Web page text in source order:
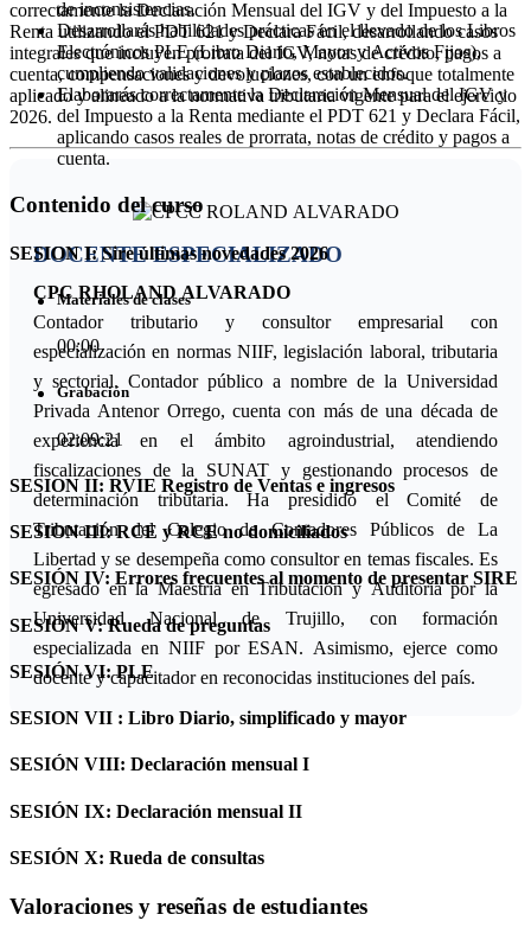
correctamente la Declaración Mensual del IGV y del Impuesto a la
Renta utilizando el PDT 621 y Declara Fácil, desarrollando casos
integrales que incluyen prorrata del IGV, notas de crédito, pagos a
cuenta, compensaciones y devoluciones, con un enfoque totalmente
aplicado y alineado a la normativa tributaria vigente para el ejercicio
2026.
DOCENTE ESPECIALIZADO
CPC RHOLAND ALVARADO
Contador tributario y consultor empresarial con
especialización en normas NIIF, legislación laboral, tributaria
y sectorial. Contador público a nombre de la Universidad
Privada Antenor Orrego, cuenta con más de una década de
experiencia en el ámbito agroindustrial, atendiendo
fiscalizaciones de la SUNAT y gestionando procesos de
determinación tributaria. Ha presidido el Comité de
Tributación del Colegio de Contadores Públicos de La
Libertad y se desempeña como consultor en temas fiscales. Es
egresado en la Maestría en Tributación y Auditoría por la
Universidad Nacional de Trujillo, con formación
especializada en NIIF por ESAN. Asimismo, ejerce como
docente y capacitador en reconocidas instituciones del país.
de inconsistencias.
Desarrollarás habilidades prácticas en el llevado de los Libros
Electrónicos PLE (Libro Diario, Mayor y Activos Fijos),
cumpliendo validaciones y plazos establecidos.
Elaborarás correctamente la Declaración Mensual del IGV y
del Impuesto a la Renta mediante el PDT 621 y Declara Fácil,
aplicando casos reales de prorrata, notas de crédito y pagos a
cuenta.
Contenido del curso
SESION I: Sire últimas novedades 2026
Materiales de clases
00:00
Grabación
02:09:21
SESION II: RVIE Registro de Ventas e ingresos
SESION III: RCE y RCE no domiciliados
SESIÓN IV: Errores frecuentes al momento de presentar SIRE
SESIÓN V: Rueda de preguntas
SESIÓN VI: PLE
SESION VII : Libro Diario, simplificado y mayor
SESIÓN VIII: Declaración mensual I
SESIÓN IX: Declaración mensual II
SESIÓN X: Rueda de consultas
Valoraciones y reseñas de estudiantes